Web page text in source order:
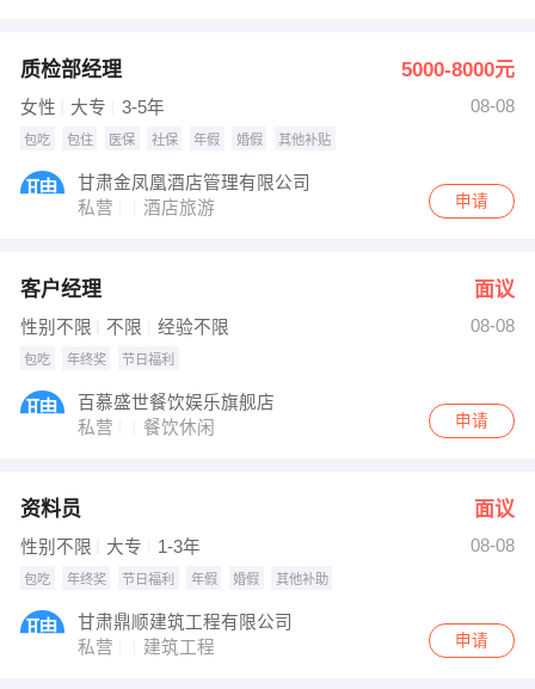
质检部经理 5000-8000元
女性 大专 3-5年 08-08
包吃 包住 医保 社保 年假 婚假 其他补贴
甘肃金凤凰酒店管理有限公司
私营
酒店旅游 申请
客户经理 面议
性别不限 不限 经验不限 08-08
包吃 年终奖 节日福利
百慕盛世餐饮娱乐旗舰店
私营
餐饮休闲 申请
资料员 面议
性别不限 大专 1-3年 08-08
包吃 年终奖 节日福利 年假 婚假 其他补助
甘肃鼎顺建筑工程有限公司
私营
建筑工程 申请